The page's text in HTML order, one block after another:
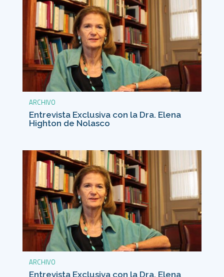
ARCHIVO
Entrevista Exclusiva con la Dra. Elena
Highton de Nolasco
ARCHIVO
Entrevista Exclusiva con la Dra. Elena